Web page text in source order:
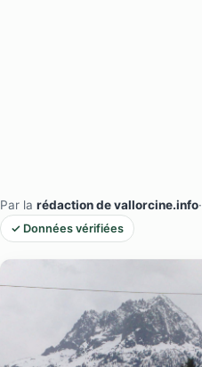
Par la rédaction de vallorcine.info·
✓ Données vérifiées